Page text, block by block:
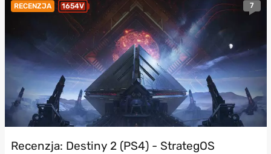
RECENZJA 1654V 7
Recenzja: Destiny 2 (PS4) - StrategOS